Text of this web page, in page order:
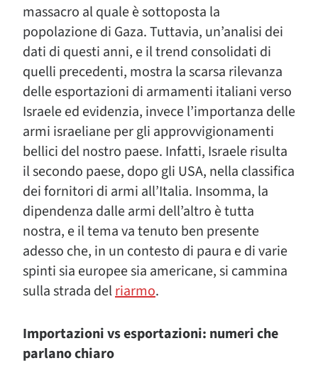
massacro al quale è sottoposta la
popolazione di Gaza. Tuttavia, un’analisi dei
dati di questi anni, e il trend consolidati di
quelli precedenti, mostra la scarsa rilevanza
delle esportazioni di armamenti italiani verso
Israele ed evidenzia, invece l’importanza delle
armi israeliane per gli approvvigionamenti
bellici del nostro paese. Infatti, Israele risulta
il secondo paese, dopo gli USA, nella classifica
dei fornitori di armi all’Italia. Insomma, la
dipendenza dalle armi dell’altro è tutta
nostra, e il tema va tenuto ben presente
adesso che, in un contesto di paura e di varie
spinti sia europee sia americane, si cammina
sulla strada delriarmo.
Importazioni vs esportazioni: numeri che
parlano chiaro